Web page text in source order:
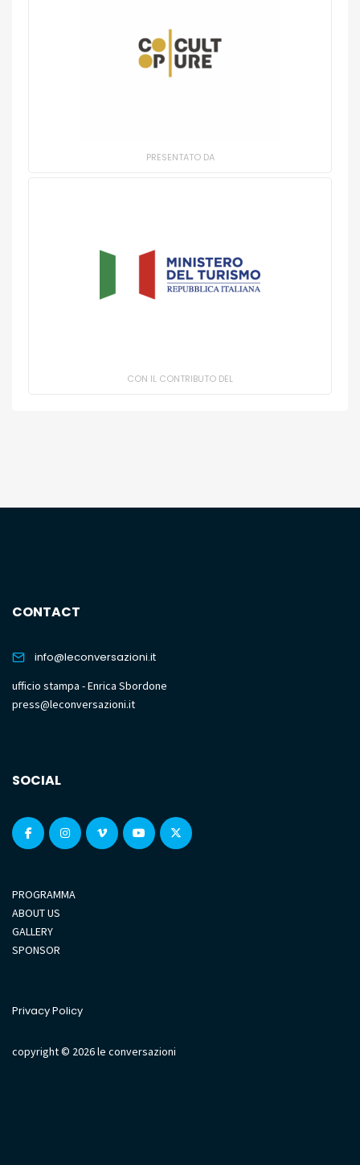
PRESENTATO DA
CON IL CONTRIBUTO DEL
CONTACT
info@leconversazioni.it
ufficio stampa - Enrica Sbordone
press@leconversazioni.it
SOCIAL
PROGRAMMA
ABOUT US
GALLERY
SPONSOR
Privacy Policy
copyright © 2026 le conversazioni